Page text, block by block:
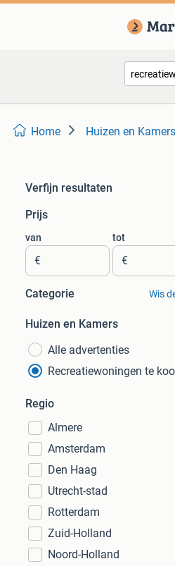
Home Huizen en Kamers
Verfijn resultaten
Prijs
van
€
tot
€
Categorie Wis
Huizen en Kamers
Alle advertenties
Recreatiewoningen te
Regio
Almere
Amsterdam
Den Haag
Utrecht-stad
Rotterdam
Zuid-Holland
Noord-Holland